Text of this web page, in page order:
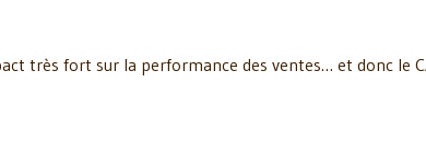
très fort sur la performance des ventes… et donc le